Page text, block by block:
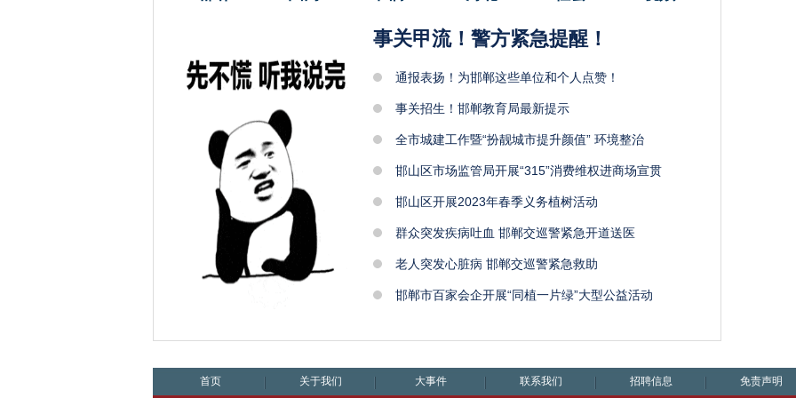
事关甲流！警方紧急提醒！
通报表扬！为邯郸这些单位和个人点赞！
事关招生！邯郸教育局最新提示
全市城建工作暨“扮靓城市提升颜值” 环境整治
邯山区市场监管局开展“315”消费维权进商场宣贯
邯山区开展2023年春季义务植树活动
群众突发疾病吐血 邯郸交巡警紧急开道送医
老人突发心脏病 邯郸交巡警紧急救助
邯郸市百家会企开展“同植一片绿”大型公益活动
首页 关于我们 大事件 联系我们 招聘信息 免责声明